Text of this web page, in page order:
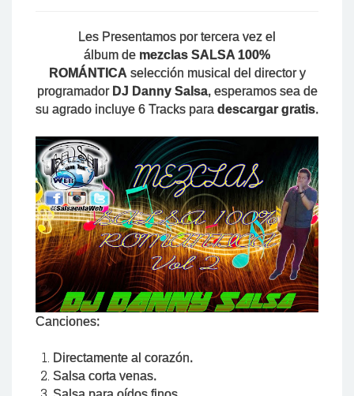
Les Presentamos por tercera vez el
álbum de mezclas SALSA 100%
ROMÁNTICA selección musical del director y
programador DJ Danny Salsa, esperamos sea de
su agrado incluye 6 Tracks para descargar gratis.
Canciones:
Directamente al corazón.
Salsa corta venas.